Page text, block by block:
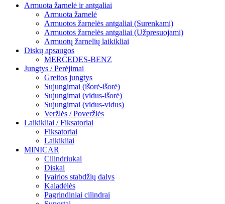
Armuota žarnelė ir antgaliai
Armuota žarnelė
Armuotos žarnelės antgaliai (Surenkami)
Armuotos žarnelės antgaliai (Užpresuojami)
Armuotų žarnelių laikikliai
Diskų apsaugos
MERCEDES-BENZ
Jungtys / Perėjimai
Greitos jungtys
Sujungimai (išorė-išorė)
Sujungimai (vidus-išorė)
Sujungimai (vidus-vidus)
Veržlės / Poveržlės
Laikikliai / Fiksatoriai
Fiksatoriai
Laikikliai
MINICAR
Cilindriukai
Diskai
Įvairios stabdžių dalys
Kaladėlės
Pagrindiniai cilindrai